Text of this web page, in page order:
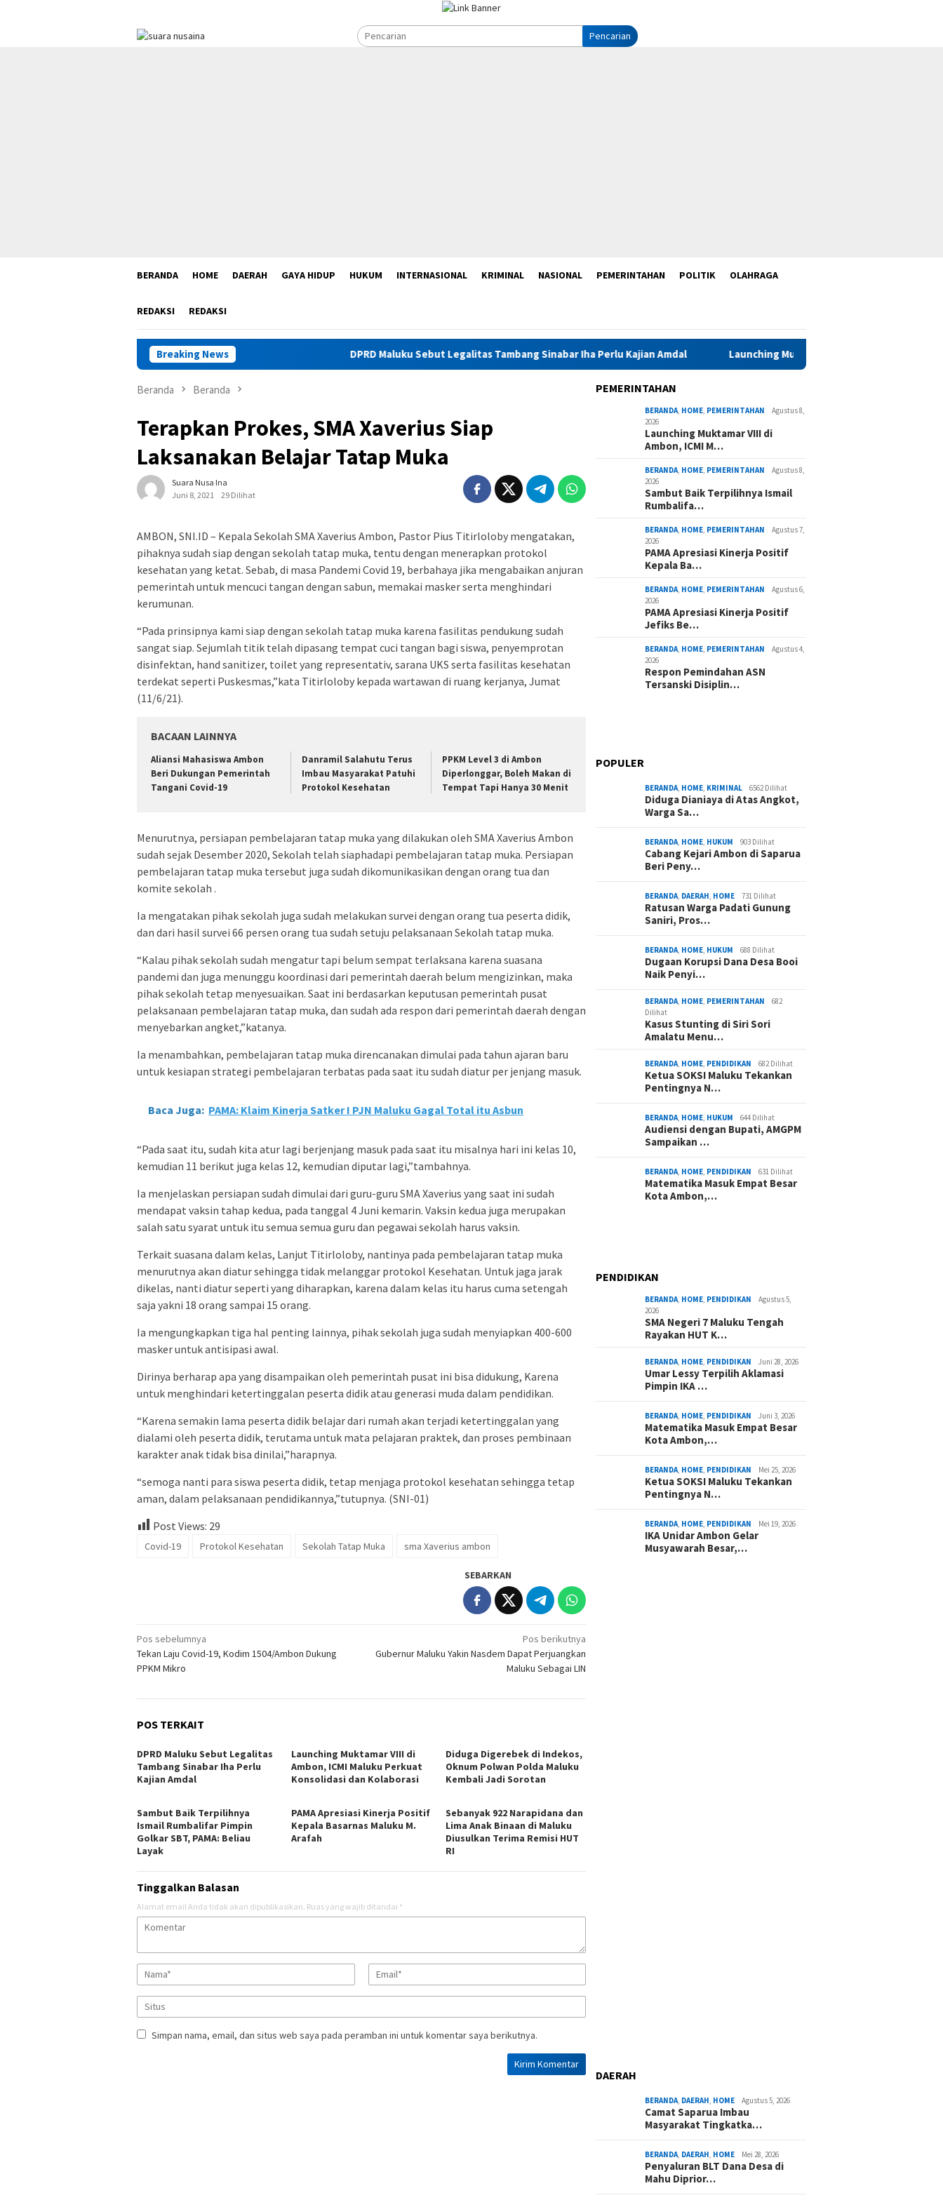
Pencarian
BERANDA HOME DAERAH GAYA HIDUP HUKUM INTERNASIONAL KRIMINAL NASIONAL PEMERINTAHAN POLITIK OLAHRAGA
REDAKSI REDAKSI
Breaking News DPRD Maluku Sebut Legalitas Tambang Sinabar Iha Perlu Kajian Amdal Launching Muktamar VIII di Ambon, ICMI Maluku Perkuat
Beranda Beranda
Terapkan Prokes, SMA Xaverius Siap
Laksanakan Belajar Tatap Muka
Suara Nusa Ina
Juni 8, 2021
29 Dilihat
AMBON, SNI.ID – Kepala Sekolah SMA Xaverius Ambon, Pastor Pius Titirloloby mengatakan,
pihaknya sudah siap dengan sekolah tatap muka, tentu dengan menerapkan protokol
kesehatan yang ketat. Sebab, di masa Pandemi Covid 19, berbahaya jika mengabaikan anjuran
pemerintah untuk mencuci tangan dengan sabun, memakai masker serta menghindari
kerumunan.
“Pada prinsipnya kami siap dengan sekolah tatap muka karena fasilitas pendukung sudah
sangat siap. Sejumlah titik telah dipasang tempat cuci tangan bagi siswa, penyemprotan
disinfektan, hand sanitizer, toilet yang representativ, sarana UKS serta fasilitas kesehatan
terdekat seperti Puskesmas,”kata Titirloloby kepada wartawan di ruang kerjanya, Jumat
(11/6/21).
BACAAN LAINNYA
Aliansi Mahasiswa Ambon
Beri Dukungan Pemerintah
Tangani Covid-19
Danramil Salahutu Terus
Imbau Masyarakat Patuhi
Protokol Kesehatan
PPKM Level 3 di Ambon
Diperlonggar, Boleh Makan di
Tempat Tapi Hanya 30 Menit
Menurutnya, persiapan pembelajaran tatap muka yang dilakukan oleh SMA Xaverius Ambon
sudah sejak Desember 2020, Sekolah telah siaphadapi pembelajaran tatap muka. Persiapan
pembelajaran tatap muka tersebut juga sudah dikomunikasikan dengan orang tua dan
komite sekolah .
Ia mengatakan pihak sekolah juga sudah melakukan survei dengan orang tua peserta didik,
dan dari hasil survei 66 persen orang tua sudah setuju pelaksanaan Sekolah tatap muka.
“Kalau pihak sekolah sudah mengatur tapi belum sempat terlaksana karena suasana
pandemi dan juga menunggu koordinasi dari pemerintah daerah belum mengizinkan, maka
pihak sekolah tetap menyesuaikan. Saat ini berdasarkan keputusan pemerintah pusat
pelaksanaan pembelajaran tatap muka, dan sudah ada respon dari pemerintah daerah dengan
menyebarkan angket,”katanya.
Ia menambahkan, pembelajaran tatap muka direncanakan dimulai pada tahun ajaran baru
untuk kesiapan strategi pembelajaran terbatas pada saat itu sudah diatur per jenjang masuk.
Baca Juga: PAMA: Klaim Kinerja Satker I PJN Maluku Gagal Total itu Asbun
“Pada saat itu, sudah kita atur lagi berjenjang masuk pada saat itu misalnya hari ini kelas 10,
kemudian 11 berikut juga kelas 12, kemudian diputar lagi,”tambahnya.
Ia menjelaskan persiapan sudah dimulai dari guru-guru SMA Xaverius yang saat ini sudah
mendapat vaksin tahap kedua, pada tanggal 4 Juni kemarin. Vaksin kedua juga merupakan
salah satu syarat untuk itu semua semua guru dan pegawai sekolah harus vaksin.
Terkait suasana dalam kelas, Lanjut Titirloloby, nantinya pada pembelajaran tatap muka
menurutnya akan diatur sehingga tidak melanggar protokol Kesehatan. Untuk jaga jarak
dikelas, nanti diatur seperti yang diharapkan, karena dalam kelas itu harus cuma setengah
saja yakni 18 orang sampai 15 orang.
Ia mengungkapkan tiga hal penting lainnya, pihak sekolah juga sudah menyiapkan 400-600
masker untuk antisipasi awal.
Dirinya berharap apa yang disampaikan oleh pemerintah pusat ini bisa didukung, Karena
untuk menghindari ketertinggalan peserta didik atau generasi muda dalam pendidikan.
“Karena semakin lama peserta didik belajar dari rumah akan terjadi ketertinggalan yang
dialami oleh peserta didik, terutama untuk mata pelajaran praktek, dan proses pembinaan
karakter anak tidak bisa dinilai,”harapnya.
“semoga nanti para siswa peserta didik, tetap menjaga protokol kesehatan sehingga tetap
aman, dalam pelaksanaan pendidikannya,”tutupnya. (SNI-01)
Post Views: 29
Covid-19 Protokol Kesehatan Sekolah Tatap Muka sma Xaverius ambon
SEBARKAN
Navigasi
pos
Pos sebelumnya
Tekan Laju Covid-19, Kodim 1504/Ambon Dukung
PPKM Mikro
Pos berikutnya
Gubernur Maluku Yakin Nasdem Dapat Perjuangkan
Maluku Sebagai LIN
POS TERKAIT
DPRD Maluku Sebut Legalitas
Tambang Sinabar Iha Perlu
Kajian Amdal
Launching Muktamar VIII di
Ambon, ICMI Maluku Perkuat
Konsolidasi dan Kolaborasi
Diduga Digerebek di Indekos,
Oknum Polwan Polda Maluku
Kembali Jadi Sorotan
Sambut Baik Terpilihnya
Ismail Rumbalifar Pimpin
Golkar SBT, PAMA: Beliau
Layak
PAMA Apresiasi Kinerja Positif
Kepala Basarnas Maluku M.
Arafah
Sebanyak 922 Narapidana dan
Lima Anak Binaan di Maluku
Diusulkan Terima Remisi HUT
RI
Tinggalkan Balasan
Alamat email Anda tidak akan dipublikasikan. Ruas yang wajib ditandai *
Simpan nama, email, dan situs web saya pada peramban ini untuk komentar saya berikutnya.
PEMERINTAHAN
BERANDA, HOME, PEMERINTAHAN
Agustus 8,
2026
Launching Muktamar VIII di
Ambon, ICMI M…
BERANDA, HOME, PEMERINTAHAN
Agustus 8,
2026
Sambut Baik Terpilihnya Ismail
Rumbalifa…
BERANDA, HOME, PEMERINTAHAN
Agustus 7,
2026
PAMA Apresiasi Kinerja Positif
Kepala Ba…
BERANDA, HOME, PEMERINTAHAN
Agustus 6,
2026
PAMA Apresiasi Kinerja Positif
Jefiks Be…
BERANDA, HOME, PEMERINTAHAN
Agustus 4,
2026
Respon Pemindahan ASN
Tersanski Disiplin…
POPULER
BERANDA, HOME, KRIMINAL 6562 Dilihat
Diduga Dianiaya di Atas Angkot,
Warga Sa…
BERANDA, HOME, HUKUM 903 Dilihat
Cabang Kejari Ambon di Saparua
Beri Peny…
BERANDA, DAERAH, HOME 731 Dilihat
Ratusan Warga Padati Gunung
Saniri, Pros…
BERANDA, HOME, HUKUM 688 Dilihat
Dugaan Korupsi Dana Desa Booi
Naik Penyi…
BERANDA, HOME, PEMERINTAHAN
682
Dilihat
Kasus Stunting di Siri Sori
Amalatu Menu…
BERANDA, HOME, PENDIDIKAN 682 Dilihat
Ketua SOKSI Maluku Tekankan
Pentingnya N…
BERANDA, HOME, HUKUM 644 Dilihat
Audiensi dengan Bupati, AMGPM
Sampaikan …
BERANDA, HOME, PENDIDIKAN 631 Dilihat
Matematika Masuk Empat Besar
Kota Ambon,…
PENDIDIKAN
BERANDA, HOME, PENDIDIKAN
Agustus 5,
2026
SMA Negeri 7 Maluku Tengah
Rayakan HUT K…
BERANDA, HOME, PENDIDIKAN Juni 28, 2026
Umar Lessy Terpilih Aklamasi
Pimpin IKA …
BERANDA, HOME, PENDIDIKAN Juni 3, 2026
Matematika Masuk Empat Besar
Kota Ambon,…
BERANDA, HOME, PENDIDIKAN Mei 25, 2026
Ketua SOKSI Maluku Tekankan
Pentingnya N…
BERANDA, HOME, PENDIDIKAN Mei 19, 2026
IKA Unidar Ambon Gelar
Musyawarah Besar,…
DAERAH
BERANDA, DAERAH, HOME Agustus 5, 2026
Camat Saparua Imbau
Masyarakat Tingkatka…
BERANDA, DAERAH, HOME Mei 28, 2026
Penyaluran BLT Dana Desa di
Mahu Diprior…